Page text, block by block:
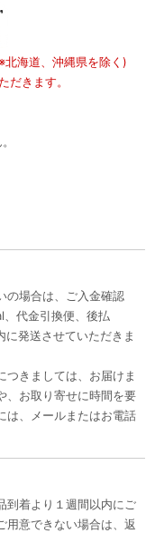
海道、沖縄県を除く)
きます。
の場合は、ご入金確認
代金引換便、後払
発送させていただきま
きましては、お届けま
、お取り寄せに時間を要
は、メールまたはお電話
到着より１週間以内にご
用意できない場合は、返